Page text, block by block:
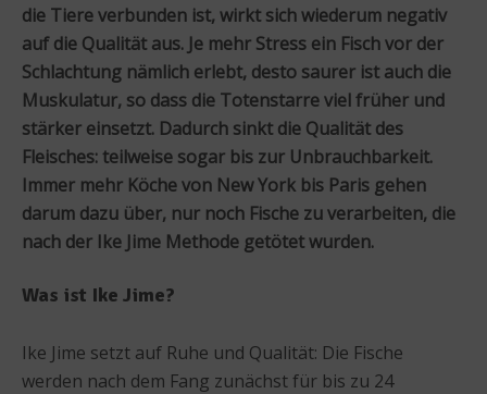
die Tiere verbunden ist, wirkt sich wiederum negativ
auf die Qualität aus. Je mehr Stress ein Fisch vor der
Schlachtung nämlich erlebt, desto saurer ist auch die
Muskulatur, so dass die Totenstarre viel früher und
stärker einsetzt. Dadurch sinkt die Qualität des
Fleisches: teilweise sogar bis zur Unbrauchbarkeit.
Immer mehr Köche von New York bis Paris gehen
darum dazu über, nur noch Fische zu verarbeiten, die
nach der Ike Jime Methode getötet wurden.
Was ist Ike Jime?
Ike Jime setzt auf Ruhe und Qualität: Die Fische
werden nach dem Fang zunächst für bis zu 24